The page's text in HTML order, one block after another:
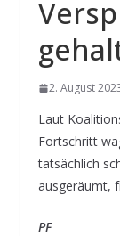
2. August
Laut
Fortschritt
tatsächlich
ausgeräumt,
PF